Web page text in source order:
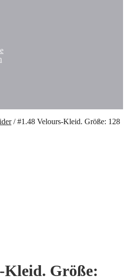
/#1.48 Velours-Kleid. Größe: 128
Kleid. Größe: